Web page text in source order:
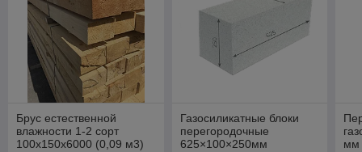
Брус естественной
влажности 1-2 сорт
100х150х6000 (0,09 м3)
Газосиликатные блоки
перегородочные
625×100×250мм
мм